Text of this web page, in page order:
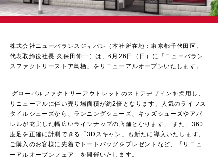
株式会社ニューバランスジャパン（本社所在地：東京都千代田区、
代表取締役社長 久保田伸一）は、6月26日（日）に「ニューバラン
スファクトリーストア鳥栖」をリニューアルオープンいたします。
グローバルファクトリーアウトレットのストアデザインを採用し、
リニューアルに伴い売り場面積が約2倍となります。人気のライフス
タイルシューズから、ランニングシューズ、キッズシューズやアパ
レルが充実した幅広いラインナップの店舗となります。 また、360
度足を正確に計測できる「3Dスキャン」も新たに導入いたします。
ご購入のお客様に先着でトートバッグをプレゼントなど、「リニュ
ーアルオープンフェア」を開催いたします。